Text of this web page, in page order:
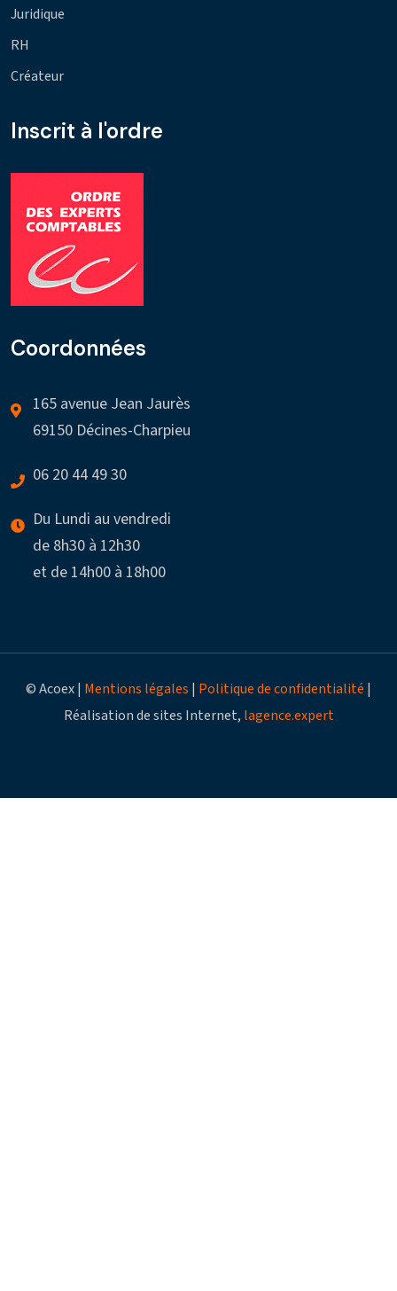
Juridique
RH
Créateur
Inscrit à l'ordre
Coordonnées
165 avenue Jean Jaurès
69150 Décines-Charpieu
06 20 44 49 30
Du Lundi au vendredi
de 8h30 à 12h30
et de 14h00 à 18h00
© Acoex | Mentions légales | Politique de confidentialité |
Réalisation de sites Internet, lagence.expert